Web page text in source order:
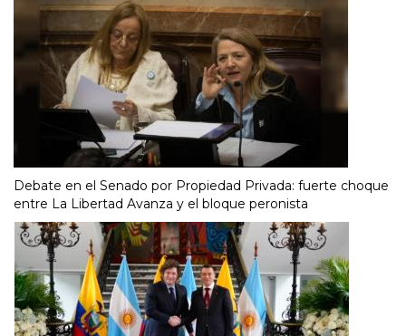
Debate en el Senado por Propiedad Privada: fuerte choque
entre La Libertad Avanza y el bloque peronista